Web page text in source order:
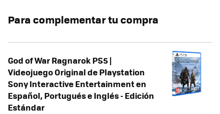
Para complementar tu compra
God of War Ragnarok PS5 |
Videojuego Original de Playstation
Sony Interactive Entertainment en
Español, Portugués e Inglés - Edición
Estándar